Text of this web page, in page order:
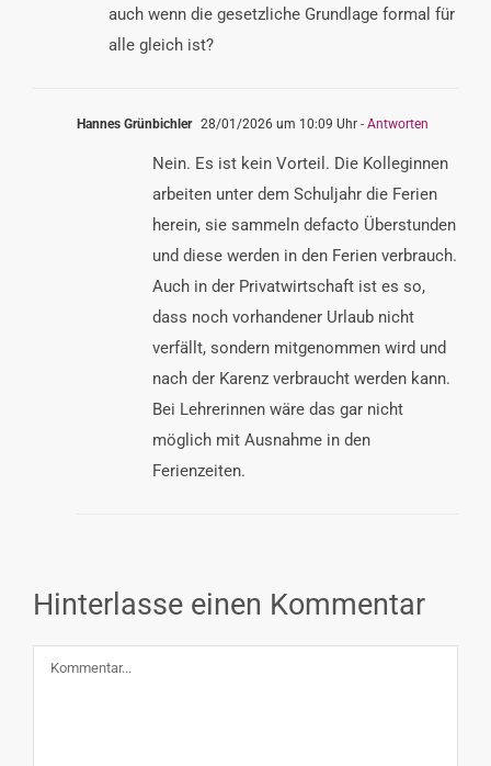
auch wenn die gesetzliche Grundlage formal für
alle gleich ist?
Hannes Grünbichler 28/01/2026 um 10:09 Uhr - Antworten
Nein. Es ist kein Vorteil. Die Kolleginnen
arbeiten unter dem Schuljahr die Ferien
herein, sie sammeln defacto Überstunden
und diese werden in den Ferien verbrauch.
Auch in der Privatwirtschaft ist es so,
dass noch vorhandener Urlaub nicht
verfällt, sondern mitgenommen wird und
nach der Karenz verbraucht werden kann.
Bei Lehrerinnen wäre das gar nicht
möglich mit Ausnahme in den
Ferienzeiten.
Hinterlasse einen Kommentar
Kommentar